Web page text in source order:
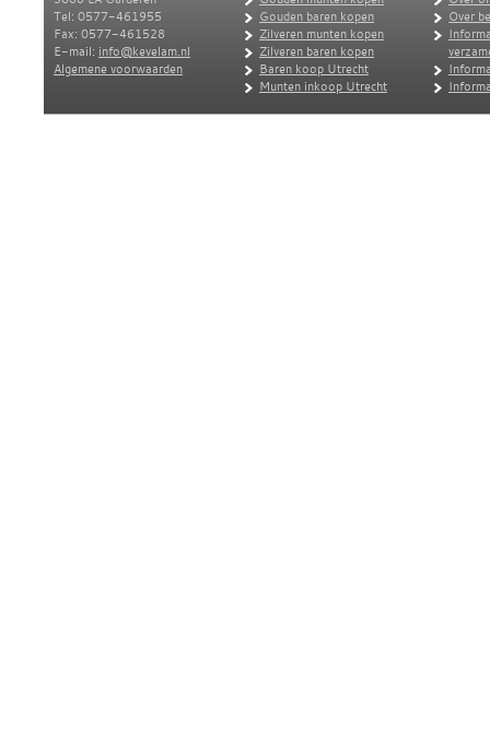
Tel: 0577-461955
Fax: 0577-461528
E-mail: info@kevelam.nl
Algemene voorwaarden
Gouden baren kopen
Zilveren munten kopen
Zilveren baren kopen
Baren koop Utrecht
Munten inkoop Utrecht
Over